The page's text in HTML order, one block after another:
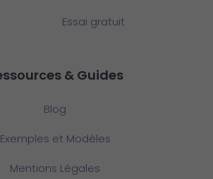
Essai gratuit
& Guides
Blog
Exemples et Modèles
Mentions Légales